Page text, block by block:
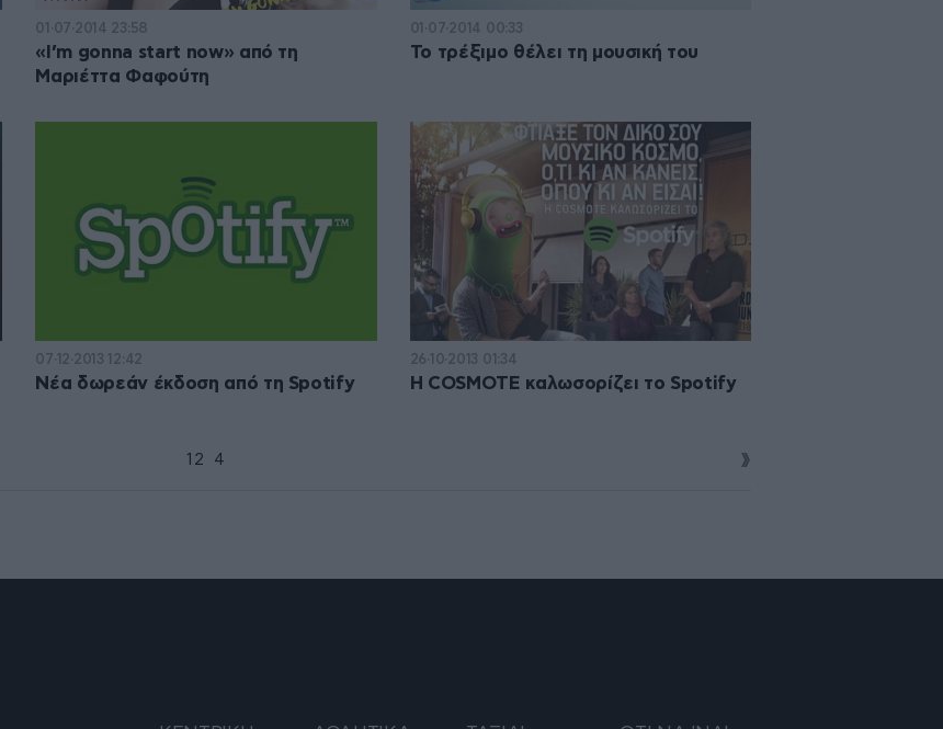
01·07·2014 23:58
«I’m gonna start now» από τη
Μαριέττα Φαφούτη
01·07·2014 00:33
Το τρέξιμο θέλει τη μουσική του
07·12·2013 12:42
Νέα δωρεάν έκδοση από τη Spotify
26·10·2013 01:34
Η COSMOTE καλωσορίζει το Spotify
1 2 4